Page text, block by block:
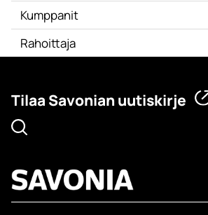
Kumppanit
Rahoittaja
Tilaa Savonian uutiskirje